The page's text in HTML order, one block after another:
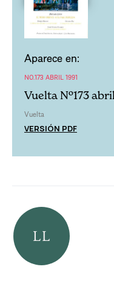
Aparece en:
NO.173 ABRIL 1991
Vuelta Nº173
Vuelta
VERSIÓN PDF